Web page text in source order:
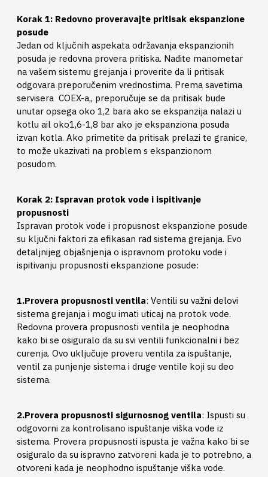
Korak 1: Redovno proveravajte pritisak ekspanzione
posude
Jedan od ključnih aspekata održavanja ekspanzionih
posuda je redovna provera pritiska. Nađite manometar
na vašem sistemu grejanja i proverite da li pritisak
odgovara preporučenim vrednostima. Prema savetima
servisera COEX-a,, preporučuje se da pritisak bude
unutar opsega oko 1,2 bara ako se ekspanzija nalazi u
kotlu ail oko1,6-1,8 bar ako je ekspanziona posuda
izvan kotla. Ako primetite da pritisak prelazi te granice,
to može ukazivati na problem s ekspanzionom
posudom.
Korak 2: Ispravan protok vode i ispitivanje
propusnosti
Ispravan protok vode i propusnost ekspanzione posude
su ključni faktori za efikasan rad sistema grejanja. Evo
detaljnijeg objašnjenja o ispravnom protoku vode i
ispitivanju propusnosti ekspanzione posude:
1.Provera propusnosti ventila: Ventili su važni delovi
sistema grejanja i mogu imati uticaj na protok vode.
Redovna provera propusnosti ventila je neophodna
kako bi se osiguralo da su svi ventili funkcionalni i bez
curenja. Ovo uključuje proveru ventila za ispuštanje,
ventil za punjenje sistema i druge ventile koji su deo
sistema.
2.Provera propusnosti sigurnosnog ventila: Ispusti su
odgovorni za kontrolisano ispuštanje viška vode iz
sistema. Provera propusnosti ispusta je važna kako bi se
osiguralo da su ispravno zatvoreni kada je to potrebno, a
otvoreni kada je neophodno ispuštanje viška vode.